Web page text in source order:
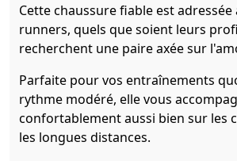
Cette chaussure fiable est adressée
runners, quels que soient leurs
recherchent une paire axée sur
Parfaite pour vos entraînements
rythme modéré, elle vous
confortablement aussi bien sur les
les longues distances.